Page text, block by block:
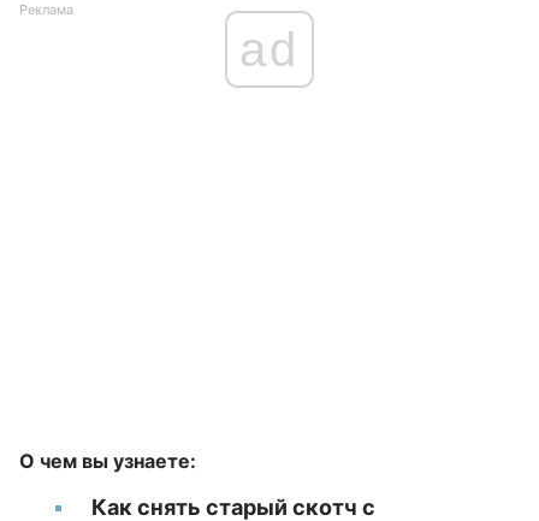
Реклама
ad
О чем вы узнаете:
Как снять старый скотч с